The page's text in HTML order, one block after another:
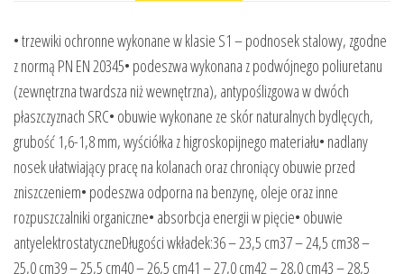
• trzewiki ochronne wykonane w klasie S1 – podnosek stalowy, zgodne
z normą PN EN 20345• podeszwa wykonana z podwójnego poliuretanu
(zewnętrzna twardsza niż wewnętrzna), antypoślizgowa w dwóch
płaszczyznach SRC• obuwie wykonane ze skór naturalnych bydlęcych,
grubość 1,6-1,8 mm, wyściółka z higroskopijnego materiału• nadlany
nosek ułatwiający pracę na kolanach oraz chroniący obuwie przed
zniszczeniem• podeszwa odporna na benzynę, oleje oraz inne
rozpuszczalniki organiczne• absorbcja energii w pięcie• obuwie
antyelektrostatyczneDługości wkładek:36 – 23,5 cm37 – 24,5 cm38 –
25,0 cm39 – 25,5 cm40 – 26,5 cm41 – 27,0 cm42 – 28,0 cm43 – 28,5